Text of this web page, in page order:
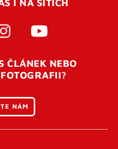
je potřeba
odeslání
účet ověří a můžete se
složku SPAM ve
ČLÁNEK NEBO
NÁM